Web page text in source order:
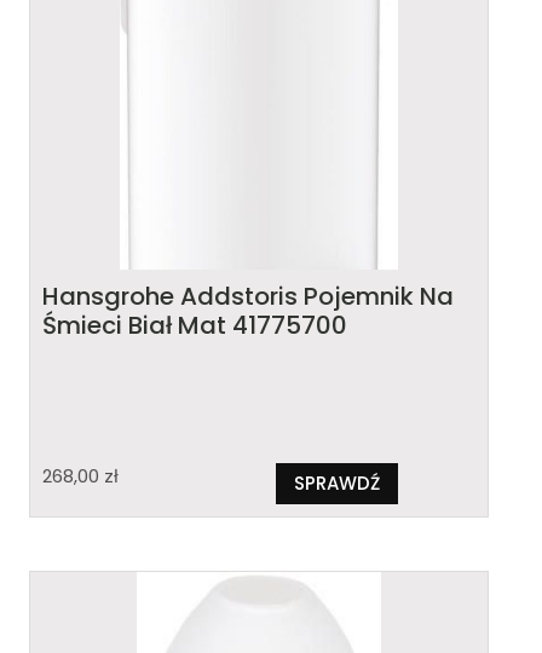
Hansgrohe Addstoris Pojemnik Na
Śmieci Biał Mat 41775700
268,00 zł SPRAWDŹ